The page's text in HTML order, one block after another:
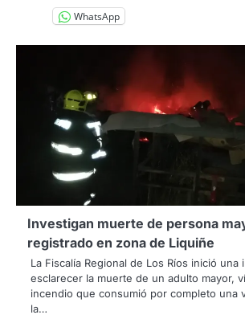
WhatsApp
Investigan muerte de persona
registrado en zona de Liquiñe
La Fiscalía Regional de Los Ríos inició una
esclarecer la muerte de un adulto mayor,
incendio que consumió por completo una
la…